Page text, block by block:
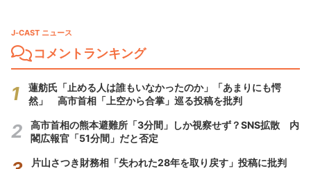
J-CAST ニュース
コメントランキング
蓮舫氏「止める人は誰もいなかったのか」「あまりにも愕
然」 高市首相「上空から合掌」巡る投稿を批判
高市首相の熊本避難所「3分間」しか視察せず？SNS拡散 内
閣広報官「51分間」だと否定
片山さつき財務相「失われた28年を取り戻す」投稿に批判